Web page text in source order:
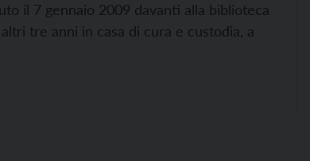
il 7 gennaio 2009 davanti alla biblioteca
tre anni in casa di cura e custodia, a